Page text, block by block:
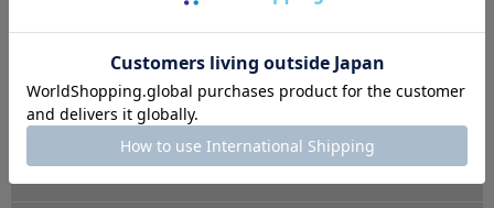
ボトムス
ワンピース